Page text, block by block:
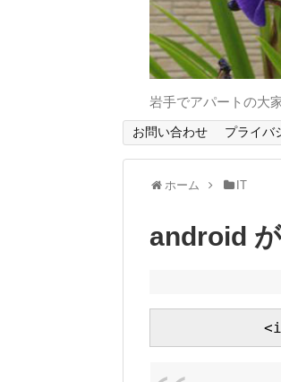
岩手でアパートの大
お問い合わせ プライバ
ホーム IT
android